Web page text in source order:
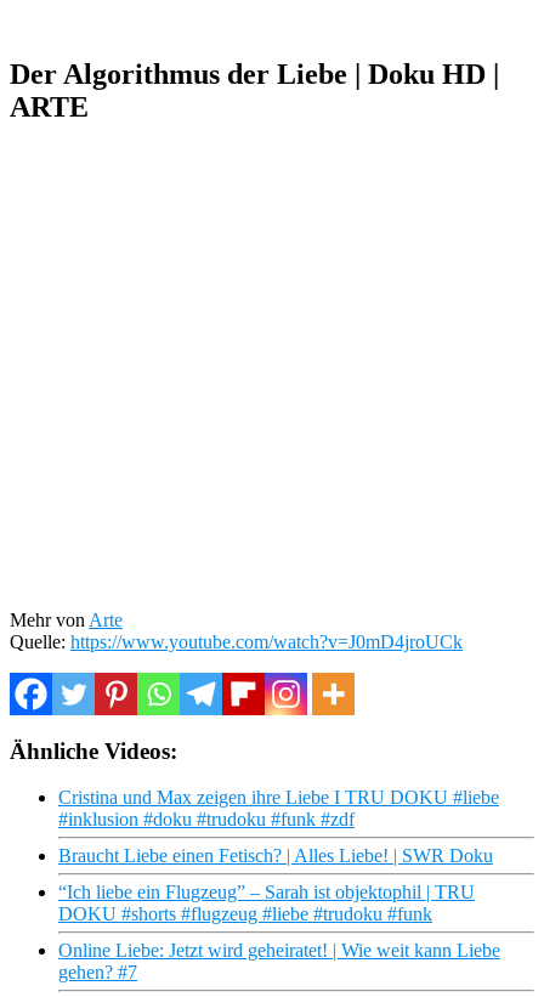
Der Algorithmus der Liebe | Doku HD |
ARTE
Mehr von Arte
Quelle: https://www.youtube.com/watch?v=J0mD4jroUCk
Ähnliche Videos:
Cristina und Max zeigen ihre Liebe I TRU DOKU #liebe
#inklusion #doku #trudoku #funk #zdf
Braucht Liebe einen Fetisch? | Alles Liebe! | SWR Doku
“Ich liebe ein Flugzeug” – Sarah ist objektophil | TRU
DOKU #shorts #flugzeug #liebe #trudoku #funk
Online Liebe: Jetzt wird geheiratet! | Wie weit kann Liebe
gehen? #7